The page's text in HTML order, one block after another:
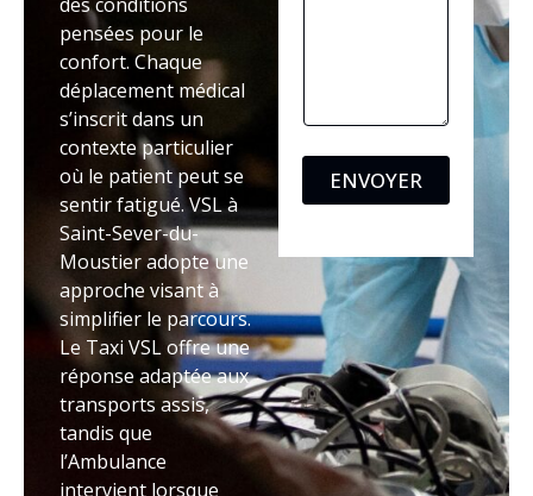
des conditions
pensées pour le
confort. Chaque
déplacement médical
s’inscrit dans un
contexte particulier
où le patient peut se
sentir fatigué. VSL à
Saint-Sever-du-
Moustier adopte une
approche visant à
simplifier le parcours.
Le Taxi VSL offre une
réponse adaptée aux
transports assis,
tandis que
l’Ambulance
intervient lorsque
ENVOYER